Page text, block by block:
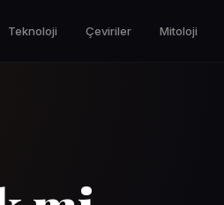
Teknoloji Çeviriler Mitoloji